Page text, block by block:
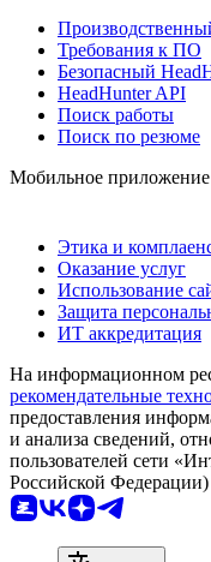
Требования к ПО
Безопасный
HeadHunter API
Поиск работы
Поиск по резюме
Мобильное приложение
Этика и
Оказание услуг
Использование
Защита
ИТ аккредитация
На информационном
рекомендательные
предоставления
и анализа сведений,
пользователей сети
Российской Федерации)